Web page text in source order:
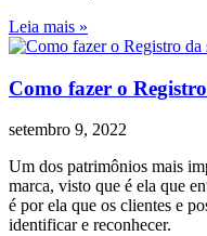
Leia mais »
Como fazer o
setembro 9, 2022
Um dos patrimônios mais
marca, visto que é ela que
é por ela que os clientes e
identificar e reconhecer.